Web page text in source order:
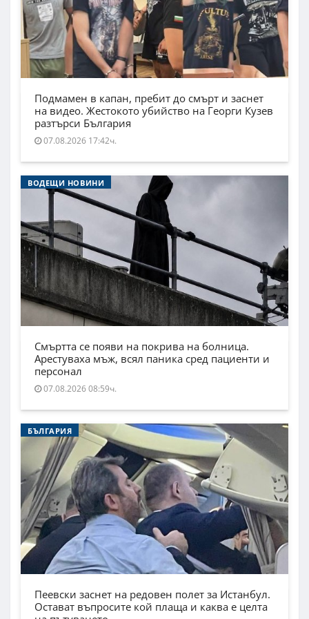
Подмамен в капан, пребит до смърт и заснет
на видео. Жестокото убийство на Георги Кузев
разтърси България
07.08.2026 17:42ч.
ВОДЕЩИ НОВИНИ
Смъртта се появи на покрива на болница.
Арестуваха мъж, всял паника сред пациенти и
персонал
07.08.2026 08:59ч.
БЪЛГАРИЯ
Пеевски заснет на редовен полет за Истанбул.
Остават въпросите кой плаща и каква е целта